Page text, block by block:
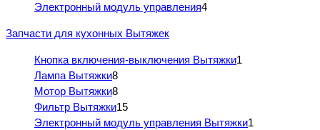
Электронный модуль управления4
Запчасти для кухонных Вытяжек
Кнопка включения-выключения Вытяжки1
Лампа Вытяжки8
Мотор Вытяжки8
Фильтр Вытяжки15
Электронный модуль управления Вытяжки1